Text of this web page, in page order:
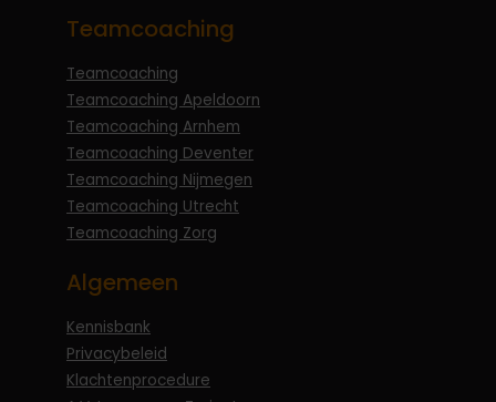
Teamcoaching
Teamcoaching
Teamcoaching Apeldoorn
Teamcoaching Arnhem
Teamcoaching Deventer
Teamcoaching Nijmegen
Teamcoaching Utrecht
Teamcoaching Zorg
Algemeen
Kennisbank
Privacybeleid
Klachtenprocedure